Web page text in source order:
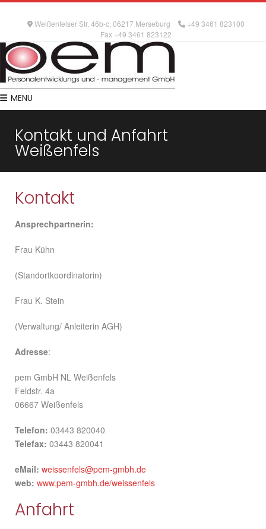
Weißenfelser Str. 46b-c, 06217 Merseburg
+49 3461 823100
Fax +49 3461 823122
MENU
Kontakt und Anfahrt
Weißenfels
Kontakt
Ansprechpartnerin:
Frau Kühn
(Standortkoordinatorin)
Frau K. Stein
(Verwaltung/ Anleiterin AGH)
Adresse:
pem GmbH NL Weißenfels
Feldstr. 4a
06667 Weißenfels
Telefon: 03443 820040
Telefax: 03443 820041
eMail: weissenfels@pem-gmbh.de
web: www.pem-gmbh.de/weissenfels
Anfahrt